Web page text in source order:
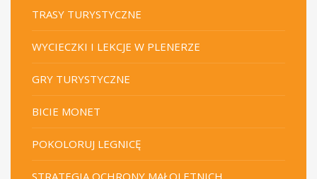
TRASY TURYSTYCZNE
WYCIECZKI I LEKCJE W PLENERZE
GRY TURYSTYCZNE
BICIE MONET
POKOLORUJ LEGNICĘ